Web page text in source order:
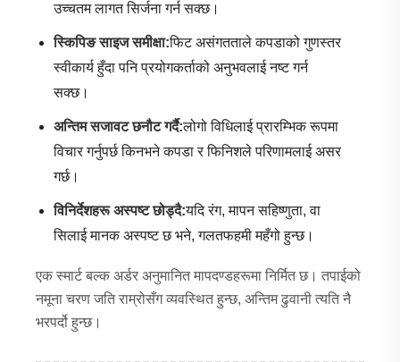
उच्चतम लागत सिर्जना गर्न सक्छ।
स्किपिङ साइज समीक्षा:फिट असंगतताले कपडाको गुणस्तर
स्वीकार्य हुँदा पनि प्रयोगकर्ताको अनुभवलाई नष्ट गर्न
सक्छ।
अन्तिम सजावट छनौट गर्दै:लोगो विधिलाई प्रारम्भिक रूपमा
विचार गर्नुपर्छ किनभने कपडा र फिनिशले परिणामलाई असर
गर्छ।
विनिर्देशहरू अस्पष्ट छोड्दै:यदि रंग, मापन सहिष्णुता, वा
सिलाई मानक अस्पष्ट छ भने, गलतफहमी महँगो हुन्छ।
एक स्मार्ट बल्क अर्डर अनुमानित मापदण्डहरूमा निर्मित छ। तपाईको
नमूना चरण जति राम्रोसँग व्यवस्थित हुन्छ, अन्तिम ढुवानी त्यति नै
भरपर्दो हुन्छ।